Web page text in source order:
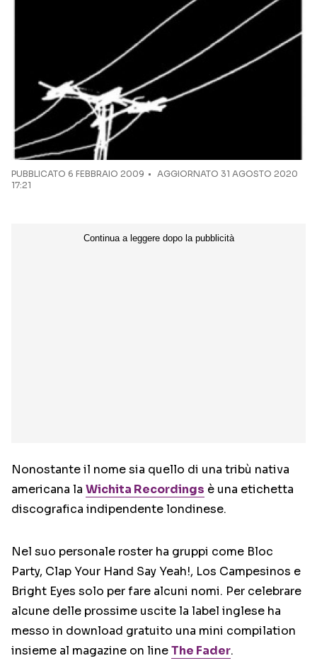
PUBBLICATO 6 FEBBRAIO 2009
AGGIORNATO 31 AGOSTO 2020
17:21
Nonostante il nome sia quello di una tribù nativa
americana la Wichita Recordings è una etichetta
discografica indipendente londinese.
Nel suo personale roster ha gruppi come Bloc
Party, Clap Your Hand Say Yeah!, Los Campesinos e
Bright Eyes solo per fare alcuni nomi. Per celebrare
alcune delle prossime uscite la label inglese ha
messo in download gratuito una mini compilation
insieme al magazine on lineThe Fader.